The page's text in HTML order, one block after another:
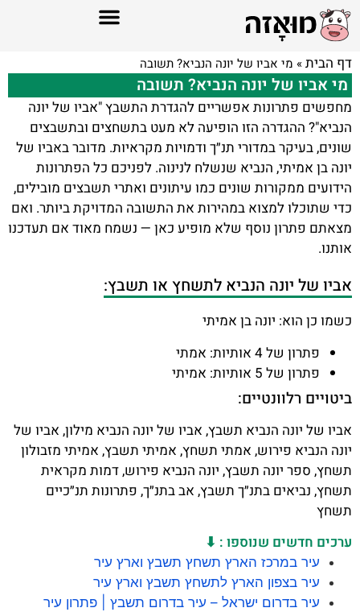
דף הבית» מי אביו של יונה הנביא? תשובה
מי אביו של יונה הנביא? תשובה
מחפשים פתרונות אפשריים להגדרת התשבץ "אביו של יונה
הנביא"? ההגדרה הזו הופיעה לא מעט בתשחצים ובתשבצים
שונים, בעיקר במדורי תנ״ך ודמויות מקראיות. מדובר באביו של
יונה בן אמיתי, הנביא שנשלח לנינוה. לפניכם כל הפתרונות
הידועים ממקורות שונים כמו עיתונים ואתרי תשבצים מובילים,
כדי שתוכלו למצוא במהירות את התשובה המדויקת ביותר. ואם
מצאתם פתרון נוסף שלא מופיע כאן — נשמח מאוד אם תעדכנו
אותנו.
אביו של יונה הנביא לתשחץ או תשבץ:
כשמו כן הוא: יונה בן אמיתי
פתרון של 4 אותיות: אמתי
פתרון של 5 אותיות: אמיתי
ביטויים רלוונטיים:
אביו של יונה הנביא תשבץ, אביו של יונה הנביא מילון, אביו של
יונה הנביא פירוש, אמתי תשחץ, אמיתי תשבץ, אמיתי מזבולון
תשחץ, ספר יונה תשבץ, יונה הנביא פירוש, דמות מקראית
תשחץ, נביאים בתנ״ך תשבץ, אב בתנ״ך, פתרונות תנ״כיים
תשחץ
ערכים חדשים שנוספו : ⬇
עיר במרכז הארץ תשחץ תשבץ וארץ עיר
עיר בצפון הארץ לתשחץ תשבץ וארץ עיר
עיר בדרום ישראל – עיר בדרום תשבץ | פתרון עיר